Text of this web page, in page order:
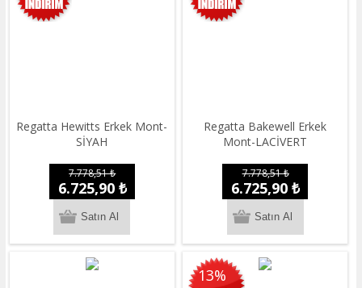
Regatta Hewitts Erkek Mont-
SİYAH
7.778,51 ₺
6.725,90 ₺
Regatta Bakewell Erkek
Mont-LACİVERT
7.778,51 ₺
6.725,90 ₺
13%